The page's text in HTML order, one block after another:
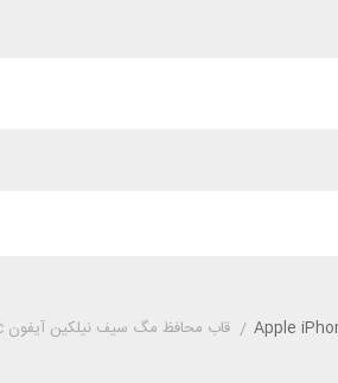
/ قاب محافظ مگ سیف نیلکین آیفون iPhone 13 / 14 Nillkin Nature TPU Pro Magnetic